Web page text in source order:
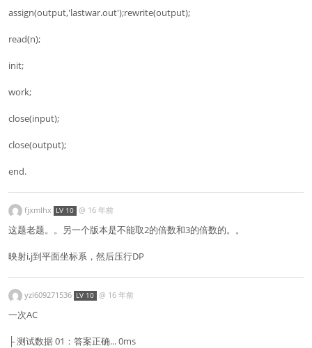
assign(output,'lastwar.out');rewrite(output);
read(n);
init;
work;
close(input);
close(output);
end.
fjxmlhx LV 10 @ 16 年前
这题老题。。另一个版本是不能取2的倍数和3的倍数的。。
映射i,j到平面坐标系，然后压行DP
yzl609271536 LV 10 @ 16 年前
一次AC
├ 测试数据 01：答案正确... 0ms